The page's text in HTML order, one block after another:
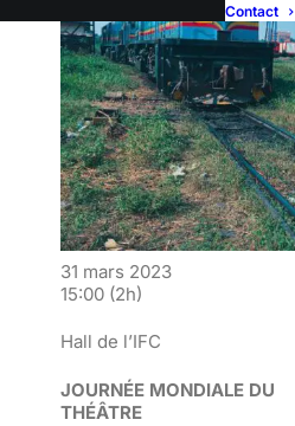
Contact
JOURNÉE MONDIALE DU
THÉÂTRE
31 mars 2023
15:00 (2h)
Hall de l’IFC